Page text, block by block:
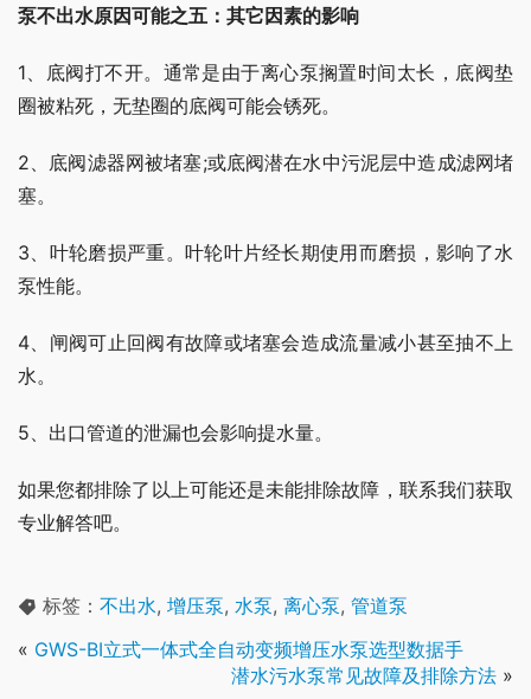
泵不出水原因可能之五：其它因素的影响
1、底阀打不开。通常是由于离心泵搁置时间太长，底阀垫
圈被粘死，无垫圈的底阀可能会锈死。
2、底阀滤器网被堵塞;或底阀潜在水中污泥层中造成滤网堵
塞。
3、叶轮磨损严重。叶轮叶片经长期使用而磨损，影响了水
泵性能。
4、闸阀可止回阀有故障或堵塞会造成流量减小甚至抽不上
水。
5、出口管道的泄漏也会影响提水量。
如果您都排除了以上可能还是未能排除故障，联系我们获取
专业解答吧。
标签： 不出水, 增压泵, 水泵, 离心泵, 管道泵
« GWS-BI立式一体式全自动变频增压水泵选型数据手
潜水污水泵常见故障及排除方法 »